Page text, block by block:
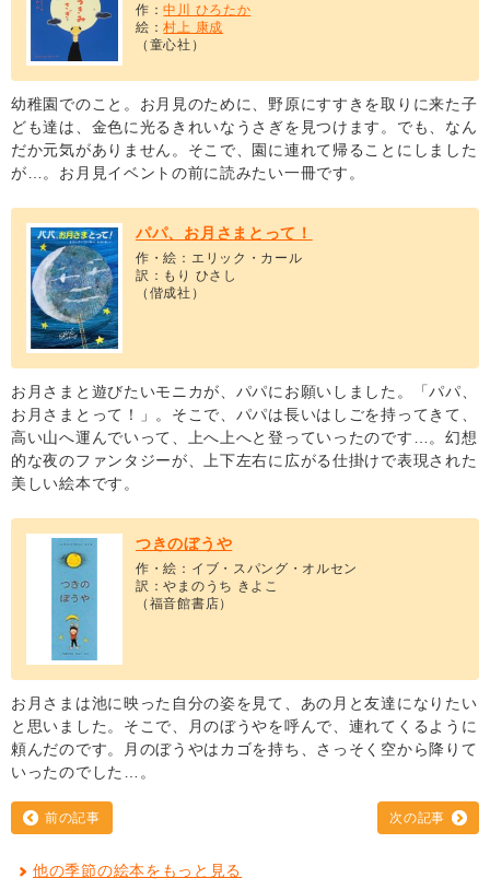
作：中川 ひろたか
絵：村上 康成
（童心社）
幼稚園でのこと。お月見のために、野原にすすきを取りに来た子
ども達は、金色に光るきれいなうさぎを見つけます。でも、なん
だか元気がありません。そこで、園に連れて帰ることにしました
が…。お月見イベントの前に読みたい一冊です。
パパ、お月さまとって！
作・絵：エリック・カール
訳：もり ひさし
（偕成社）
お月さまと遊びたいモニカが、パパにお願いしました。「パパ、
お月さまとって！」。そこで、パパは長いはしごを持ってきて、
高い山へ運んでいって、上へ上へと登っていったのです…。幻想
的な夜のファンタジーが、上下左右に広がる仕掛けで表現された
美しい絵本です。
つきのぼうや
作・絵：イブ・スパング・オルセン
訳：やまのうち きよこ
（福音館書店）
お月さまは池に映った自分の姿を見て、あの月と友達になりたい
と思いました。そこで、月のぼうやを呼んで、連れてくるように
頼んだのです。月のぼうやはカゴを持ち、さっそく空から降りて
いったのでした…。
前の記事 次の記事
他の季節の絵本をもっと見る